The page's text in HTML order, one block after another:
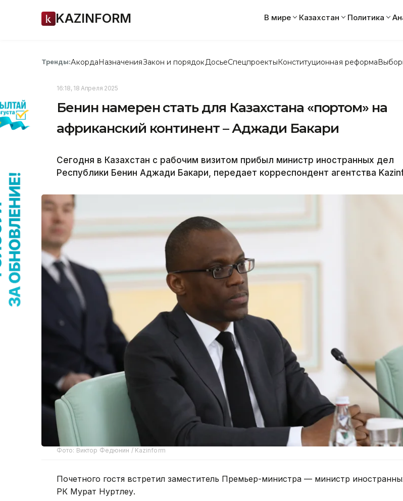
KAZINFORM В мире Казахстан Политика
Тренды:АкордаНазначенияЗакон и порядок ДосьеСпецпроектыКонституционная реформа
16:18, 18 Апреля 2025
Бенин намерен стать для Казахстана «портом» на
африканский континент – Аджади Бакари
Сегодня в Казахстан с рабочим визитом прибыл министр иностранных дел
Республики Бенин Аджади Бакари, передает корреспондент агентства
Фото: Виктор Федюнин / Kazinform
Почетного гостя встретил заместитель Премьер-министра — министр
РК Мурат Нуртлеу.